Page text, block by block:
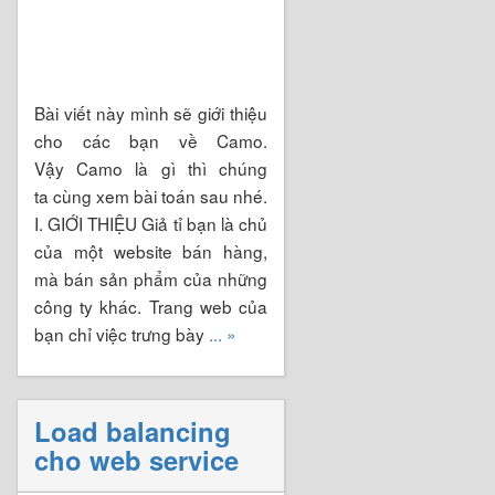
Bài viết này mình sẽ giới thiệu
cho các bạn về Camo.
Vậy Camo là gì thì chúng
ta cùng xem bài toán sau nhé.
I. GIỚI THIỆU Giả tỉ bạn là chủ
của một website bán hàng,
mà bán sản phẩm của những
công ty khác. Trang web của
bạn chỉ việc trưng bày ... »
Load balancing
cho web service